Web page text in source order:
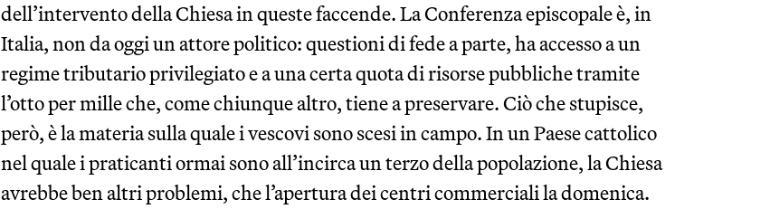
dell’intervento della Chiesa in queste faccende. La Conferenza episcopale è, in
Italia, non da oggi un attore politico: questioni di fede a parte, ha accesso a un
regime tributario privilegiato e a una certa quota di risorse pubbliche tramite
l’otto per mille che, come chiunque altro, tiene a preservare. Ciò che stupisce,
però, è la materia sulla quale i vescovi sono scesi in campo. In un Paese cattolico
nel quale i praticanti ormai sono all’incirca un terzo della popolazione, la Chiesa
avrebbe ben altri problemi, che l’apertura dei centri commerciali la domenica.